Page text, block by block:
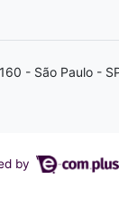
- São Paulo -
by